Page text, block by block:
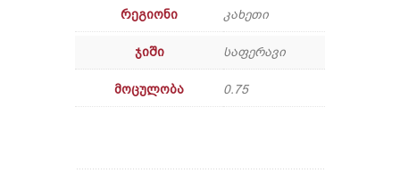
ᲠᲔᲒᲘᲝᲜᲘ კახეთი
ᲯᲘᲨᲘ საფერავი
ᲛᲝᲪᲣᲚᲝᲑᲐ 0.75